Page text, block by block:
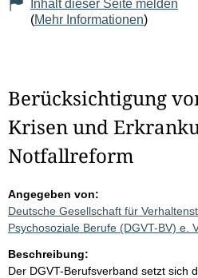
Inhalt dieser Seite melden
(Mehr Informationen)
Berücksichtigung
Krisen und
Notfallreform
Angegeben von:
Deutsche Gesellschaft für
Psychosoziale Berufe (DGVT-BV) e.
Beschreibung:
Der DGVT-Berufsverband setzt sich